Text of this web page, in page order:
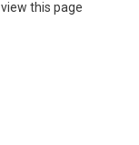
this page